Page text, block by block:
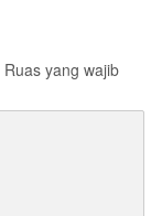
Ruas yang wajib